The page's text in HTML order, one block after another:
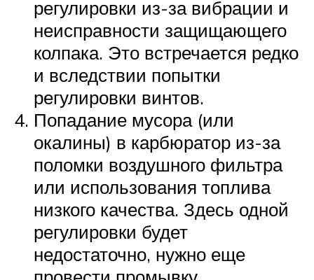
регулировки из-за вибрации и
неисправности защищающего
колпака. Это встречается редко
и вследствии попытки
регулировки винтов.
Попадание мусора (или
окалины) в карбюратор из-за
поломки воздушного фильтра
или использования топлива
низкого качества. Здесь одной
регулировки будет
недостаточно, нужно еще